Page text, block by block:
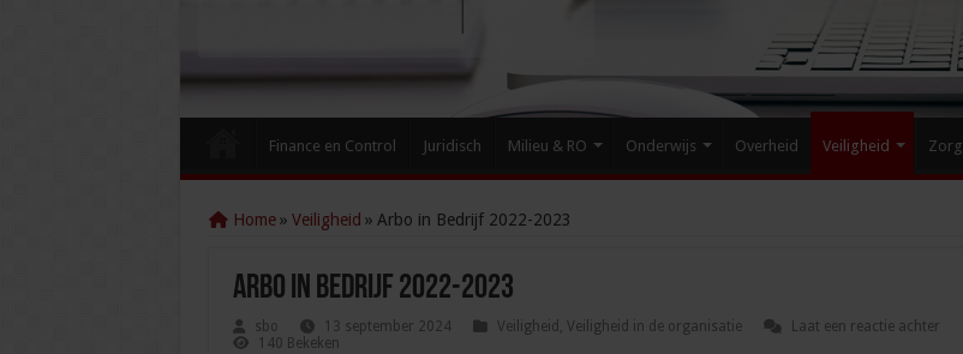
Finance en Control Juridisch Milieu & RO Onderwijs Overheid Veiligheid Zorg
Home » Veiligheid » Arbo in Bedrijf 2022-2023
Arbo in Bedrijf 2022-2023
sbo 13 september 2024 Veiligheid , Veiligheid in de organisatie
Laat een reactie achter
140 Bekeken